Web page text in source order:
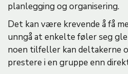
planlegging og organisering.
Det kan være krevende å få
unngå at enkelte føler seg
noen tilfeller kan deltakerne
prestere i en gruppe enn